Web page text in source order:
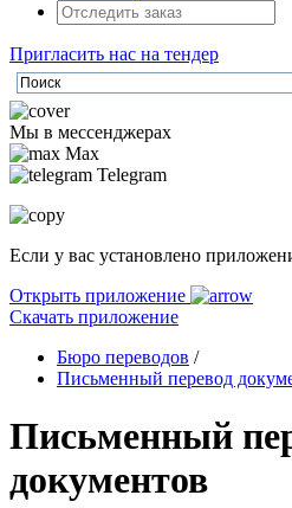
Пригласить нас на тендер
Мы в мессенджерах
Max
Telegram
Если у вас установлено
Открыть приложение
Скачать приложение
Бюро переводов /
Письменный перевод
Письменный
документов